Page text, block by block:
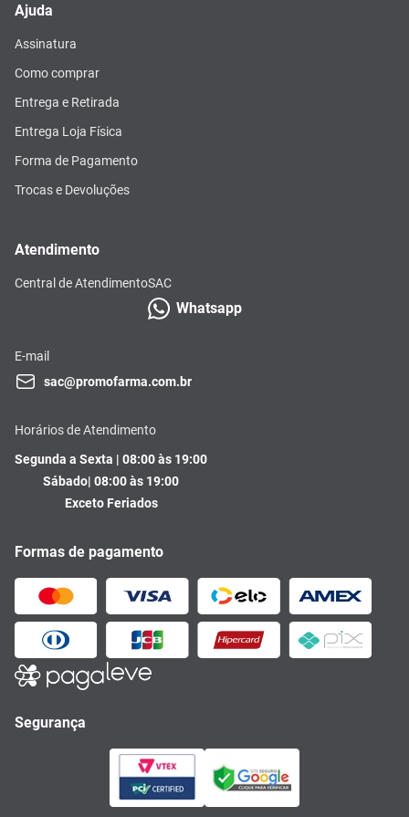
Ajuda
Assinatura
Como comprar
Entrega e Retirada
Entrega Loja Física
Forma de Pagamento
Trocas e Devoluções
Atendimento
Central de AtendimentoSAC
Whatsapp
E-mail
sac@promofarma.com.br
Horários de Atendimento
Segunda a Sexta | 08:00 às 19:00
Sábado| 08:00 às 19:00
Exceto Feriados
Formas de pagamento
Segurança